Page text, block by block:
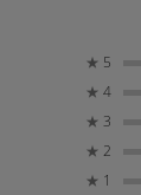
★ 5
★ 4
★ 3
★ 2
★ 1